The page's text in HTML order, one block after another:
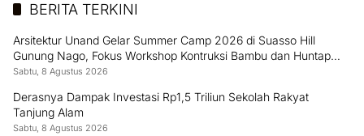
BERITA TERKINI
Arsitektur Unand Gelar Summer Camp 2026 di Suasso Hill
Gunung Nago, Fokus Workshop Kontruksi Bambu dan Huntap
Kayu
Sabtu, 8 Agustus 2026
Derasnya Dampak Investasi Rp1,5 Triliun Sekolah Rakyat
Tanjung Alam
Sabtu, 8 Agustus 2026